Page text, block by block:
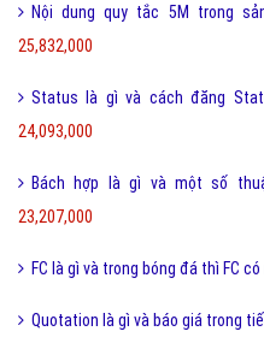
Nội dung quy tắc 5M trong
25,832,000
Status là gì và cách đăng
24,093,000
Bách hợp là gì và một số
23,207,000
FC là gì và trong bóng đá thì FC
Quotation là gì và báo giá trong